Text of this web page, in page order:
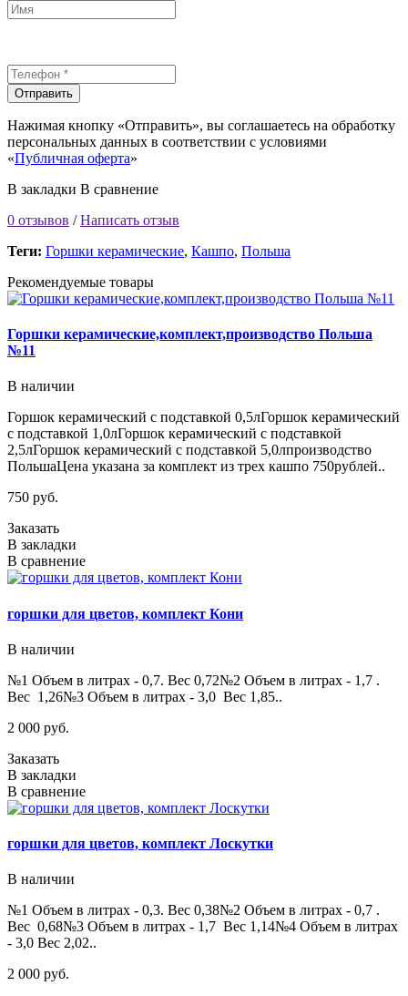
Отправить
Нажимая кнопку «Отправить», вы соглашаетесь на обработку
персональных данных в соответствии с условиями
«Публичная оферта»
В закладки В сравнение
0 отзывов /Написать отзыв
Теги: Горшки керамические, Кашпо, Польша
Рекомендуемые товары
Горшки керамические,комплект,производство Польша
№11
В наличии
Горшок керамический с подставкой 0,5лГоршок керамический
с подставкой 1,0лГоршок керамический с подставкой
2,5лГоршок керамический с подставкой 5,0лпроизводство
ПольшаЦена указана за комплект из трех кашпо 750рублей..
750 руб.
Заказать
В закладки
В сравнение
горшки для цветов, комплект Кони
В наличии
№1 Объем в литрах - 0,7. Вес 0,72№2 Объем в литрах - 1,7 .
Вес 1,26№3 Объем в литрах - 3,0 Вес 1,85..
2 000 руб.
Заказать
В закладки
В сравнение
горшки для цветов, комплект Лоскутки
В наличии
№1 Объем в литрах - 0,3. Вес 0,38№2 Объем в литрах - 0,7 .
Вес 0,68№3 Объем в литрах - 1,7 Вес 1,14№4 Объем в литрах
- 3,0 Вес 2,02..
2 000 руб.